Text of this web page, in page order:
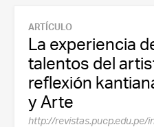
ARTÍCULO
La experiencia
talentos del
reflexión
y Arte
http://revistas.pucp.edu.pe/